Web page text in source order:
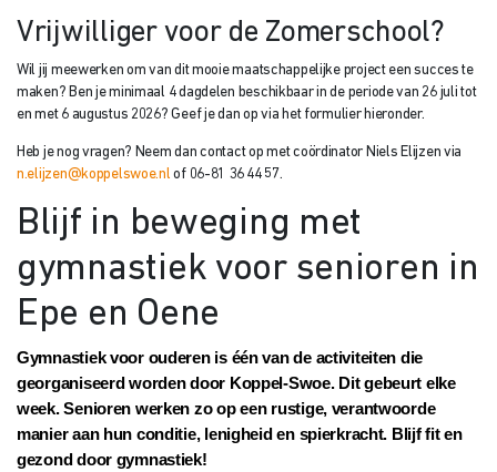
Vrijwilliger voor de Zomerschool?
Wil jij meewerken om van dit mooie maatschappelijke project een succes te
maken? Ben je minimaal 4 dagdelen beschikbaar in de periode van 26 juli tot
en met 6 augustus 2026? Geef je dan op via het formulier hieronder.
Heb je nog vragen? Neem dan contact op met coördinator Niels Elijzen via
n.elijzen@koppelswoe.nl of 06-81 36 44 57.
Blijf in beweging met
gymnastiek voor senioren in
Epe en Oene
Gymnastiek voor ouderen is één van de activiteiten die
georganiseerd worden door Koppel-Swoe. Dit gebeurt elke
week. Senioren werken zo op een rustige, verantwoorde
manier aan hun conditie, lenigheid en spierkracht. Blijf fit en
gezond door gymnastiek!